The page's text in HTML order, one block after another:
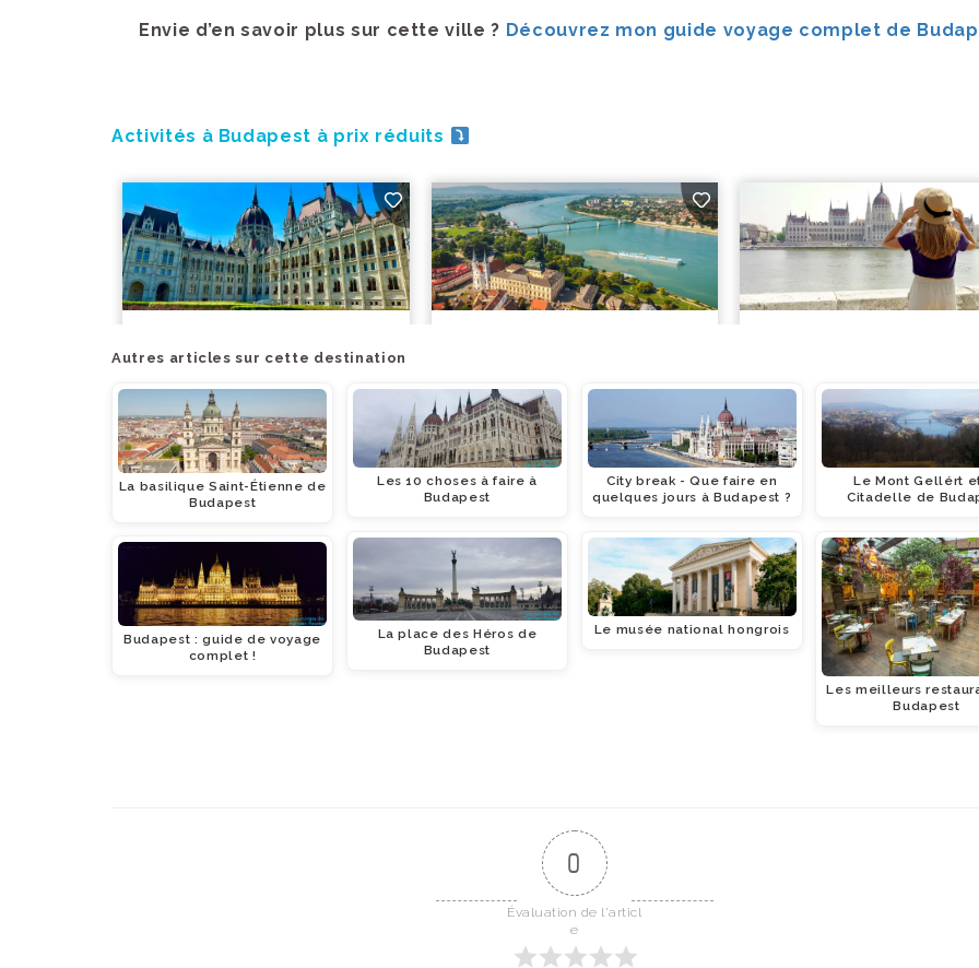
Envie d’en savoir plus sur cette ville ? Découvrez mon guide voyage complet de
Activités à Budapest à prix réduits
Autres articles sur cette destination
La basilique Saint-Étienne de
Budapest
Budapest : guide de voyage
complet !
Les 10 choses à faire à
Budapest
La place des Héros de
Budapest
City break - Que faire en
quelques jours à Budapest ?
Le musée national hongrois
Le Mont Gellért
Citadelle de
Les meilleurs
Budapest
0
Évaluation de l'articl
e